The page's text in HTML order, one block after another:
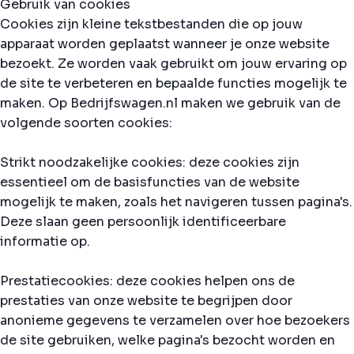
Gebruik van cookies
Cookies zijn kleine tekstbestanden die op jouw
apparaat worden geplaatst wanneer je onze website
bezoekt. Ze worden vaak gebruikt om jouw ervaring op
de site te verbeteren en bepaalde functies mogelijk te
maken. Op Bedrijfswagen.nl maken we gebruik van de
volgende soorten cookies:
Strikt noodzakelijke cookies: deze cookies zijn
essentieel om de basisfuncties van de website
mogelijk te maken, zoals het navigeren tussen pagina's.
Deze slaan geen persoonlijk identificeerbare
informatie op.
Prestatiecookies: deze cookies helpen ons de
prestaties van onze website te begrijpen door
anonieme gegevens te verzamelen over hoe bezoekers
de site gebruiken, welke pagina's bezocht worden en